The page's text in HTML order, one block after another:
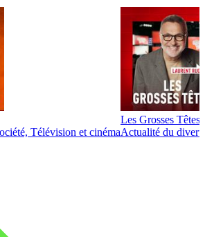
Télévision et cinéma
Les Grosses Têtes
Actualité du